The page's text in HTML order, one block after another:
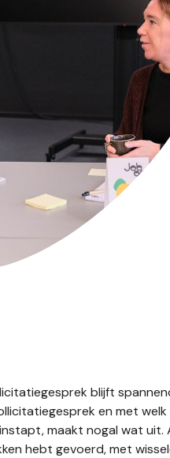
blijft
en met welk
maakt nogal wat uit.
hebt gevoerd, met